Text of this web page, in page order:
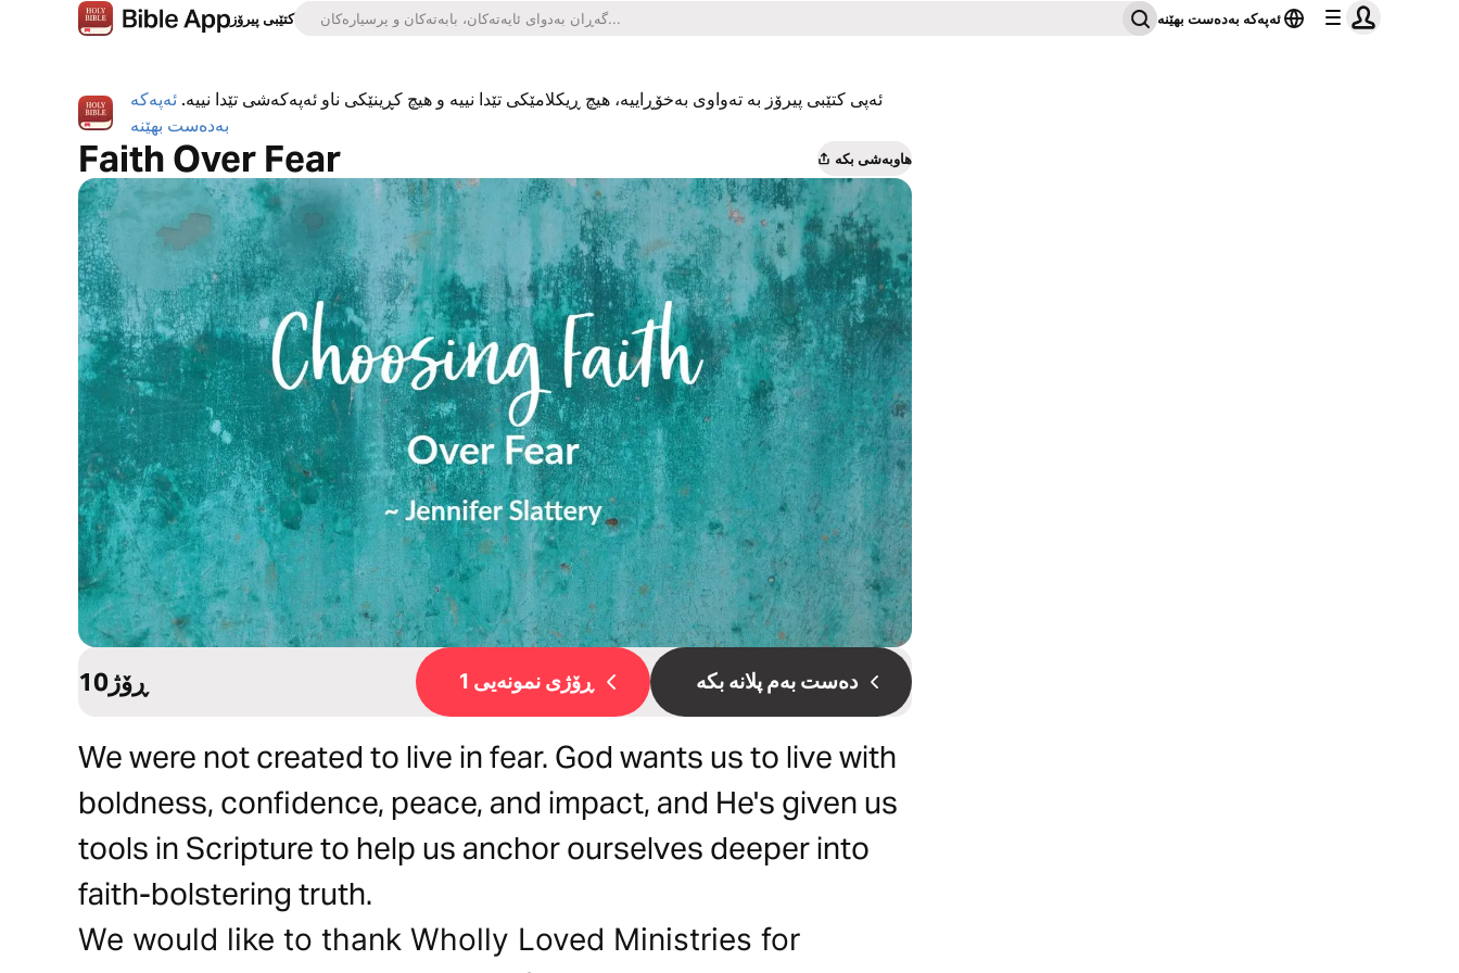
کتێبی پیرۆز ئەپەکە بەدەست بهێنە
ئەپی کتێبی پیرۆز بە تەواوی بەخۆڕاییە، هیچ ڕیکلامێکی تێدا نییە و هیچ کڕینێکی ناو ئەپەکەشی تێدا نییە. ئەپەکە
بەدەست بهێنە
Faith Over Fear هاوبەشی بکە
10ڕۆژ ڕۆژی نمونەیی 1 دەست بەم پلانە بکە
We were not created to live in fear. God wants us to live with
boldness, confidence, peace, and impact, and He's given us
tools in Scripture to help us anchor ourselves deeper into
faith-bolstering truth.
We would like to thank Wholly Loved Ministries for